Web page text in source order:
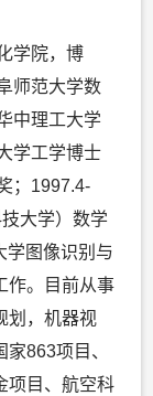
学院，博
师范大学数
中理工大学
学工学博士
；1997.4-
大学）数学
学图像识别与
作。目前从事
划，机器视
863项目、
项目、航空科